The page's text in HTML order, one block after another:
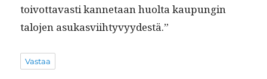
toiv­ot­tavasti kan­netaan huol­ta kaupun­gin
talo­jen asukasviihtyvyydestä.”
Vastaa